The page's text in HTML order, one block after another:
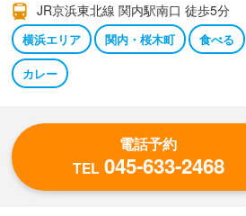
JR京浜東北線 関内駅南口 徒歩5分
横浜エリア 関内・桜木町 食べる
カレー
電話予約
TEL 045-633-2468